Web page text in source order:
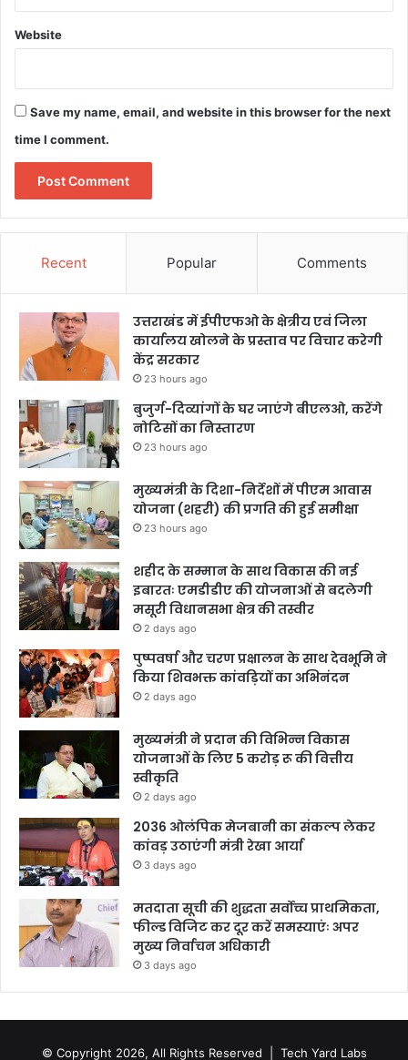
Website
Save my name, email, and website in this browser for the next
time I comment.
Recent Popular Comments
उत्तराखंड में ईपीएफओ के क्षेत्रीय एवं जिला
कार्यालय खोलने के प्रस्ताव पर विचार करेगी
केंद्र सरकार
23 hours ago
बुजुर्ग-दिव्यांगों के घर जाएंगे बीएलओ, करेंगे
नोटिसों का निस्तारण
23 hours ago
मुख्यमंत्री के दिशा-निर्देशों में पीएम आवास
योजना (शहरी) की प्रगति की हुई समीक्षा
23 hours ago
शहीद के सम्मान के साथ विकास की नई
इबारतः एमडीडीए की योजनाओं से बदलेगी
मसूरी विधानसभा क्षेत्र की तस्वीर
2 days ago
पुष्पवर्षा और चरण प्रक्षालन के साथ देवभूमि ने
किया शिवभक्त कांवड़ियों का अभिनंदन
2 days ago
मुख्यमंत्री ने प्रदान की विभिन्न विकास
योजनाओं के लिए 5 करोड़ रू की वित्तीय
स्वीकृति
2 days ago
2036 ओलंपिक मेजबानी का संकल्प लेकर
कांवड़ उठाएंगी मंत्री रेखा आर्या
3 days ago
मतदाता सूची की शुद्धता सर्वोच्च प्राथमिकता,
फील्ड विजिट कर दूर करें समस्याएंः अपर
मुख्य निर्वाचन अधिकारी
3 days ago
© Copyright 2026, All Rights Reserved | Tech Yard Labs